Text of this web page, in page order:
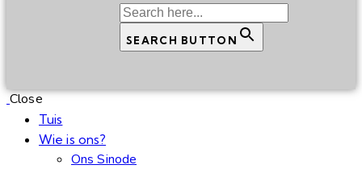
SEARCH BUTTON
Close
Tuis
Wie is ons?
Ons Sinode